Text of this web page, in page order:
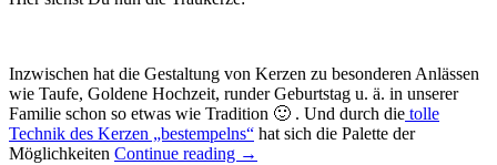
Inzwischen hat die Gestaltung von Kerzen zu besonderen Anlässen
wie Taufe, Goldene Hochzeit, runder Geburtstag u. ä. in unserer
Familie schon so etwas wie Tradition 🙂 . Und durch die tolle
Technik des Kerzen „bestempelns“ hat sich die Palette der
Möglichkeiten Continue reading „Die
→